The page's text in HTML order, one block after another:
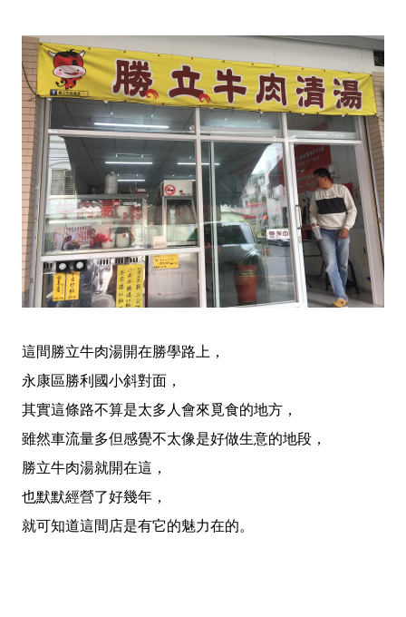
這間勝立牛肉湯開在勝學路上，
永康區勝利國小斜對面，
其實這條路不算是太多人會來覓食的地方，
雖然車流量多但感覺不太像是好做生意的地段，
勝立牛肉湯就開在這，
也默默經營了好幾年，
就可知道這間店是有它的魅力在的。